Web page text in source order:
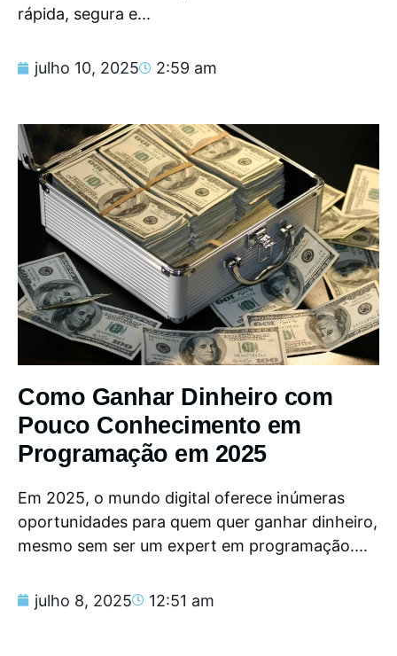
rápida, segura e...
julho 10, 2025 2:59 am
Como Ganhar Dinheiro com
Pouco Conhecimento em
Programação em 2025
Em 2025, o mundo digital oferece inúmeras
oportunidades para quem quer ganhar dinheiro,
mesmo sem ser um expert em programação....
julho 8, 2025 12:51 am